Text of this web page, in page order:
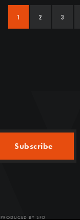
1 2 3
Subscribe
PRODUCED BY SFD